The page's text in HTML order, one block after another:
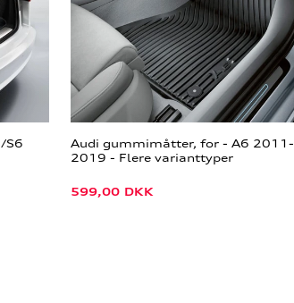
S6
Audi gummimåtter, for - A6 2011-
2019 - Flere varianttyper
599,00 DKK